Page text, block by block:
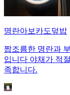
명란아보카도덮밥
짭조름한 명란과
입니다 야채가 적
족합니다.